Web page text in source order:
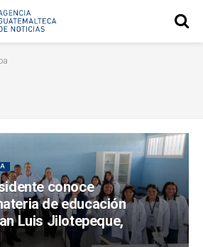
conoce
de educación
Luis Jilotepeque,